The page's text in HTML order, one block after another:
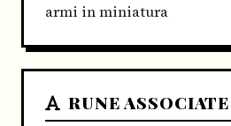
armi in miniatura
RUNE ASSOCIATE